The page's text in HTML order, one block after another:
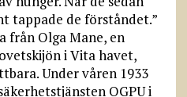
tappade de förståndet.”
från Olga Mane, en
i Vita havet,
Under våren 1933
OGPU i